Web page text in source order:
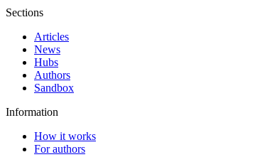
Sections
Articles
News
Hubs
Authors
Sandbox
Information
How it works
For authors